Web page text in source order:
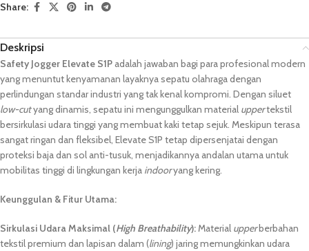
Share:
Deskripsi
Safety Jogger Elevate S1P adalah jawaban bagi para profesional modern
yang menuntut kenyamanan layaknya sepatu olahraga dengan
perlindungan standar industri yang tak kenal kompromi. Dengan siluet
low-cutyang dinamis, sepatu ini mengunggulkan material uppertekstil
bersirkulasi udara tinggi yang membuat kaki tetap sejuk. Meskipun terasa
sangat ringan dan fleksibel, Elevate S1P tetap dipersenjatai dengan
proteksi baja dan sol anti-tusuk, menjadikannya andalan utama untuk
mobilitas tinggi di lingkungan kerja indooryang kering.
Keunggulan & Fitur Utama:
Sirkulasi Udara Maksimal (High Breathability): Material upperberbahan
tekstil premium dan lapisan dalam (lining) jaring memungkinkan udara